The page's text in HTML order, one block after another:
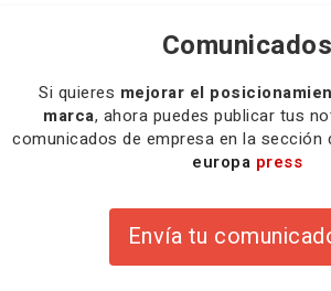
Comunicados
Si quieres mejorar el
marca, ahora puedes publicar tus
comunicados de empresa en la sección
europa press
Envía tu